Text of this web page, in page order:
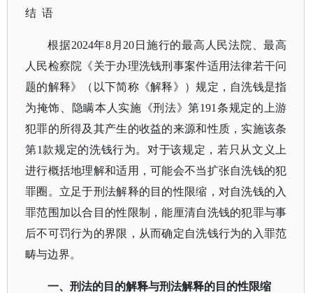
结 语
根据2024年8月20日施行的最高人民法院、最高
人民检察院《关于办理洗钱刑事案件适用法律若干问
题的解释》（以下简称《解释》）规定，自洗钱是指
为掩饰、隐瞒本人实施《刑法》第191条规定的上游
犯罪的所得及其产生的收益的来源和性质，实施该条
第1款规定的洗钱行为。对于该规定，若只从文义上
进行概括地理解和适用，可能会不当扩张自洗钱的犯
罪圈。立足于刑法解释的目的性限缩，对自洗钱的入
罪范围加以合目的性限制，能厘清自洗钱的犯罪与事
后不可罚行为的界限，从而确定自洗钱行为的入罪范
畴与边界。
一、刑法的目的解释与刑法解释的目的性限缩